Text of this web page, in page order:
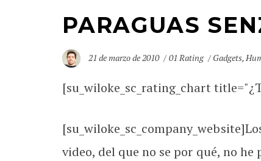
PARAGUAS
21 de marzo de 2010 01 Rating Gadgets,
[su_wiloke_sc_rating_chart
video, del que no se por qué, no